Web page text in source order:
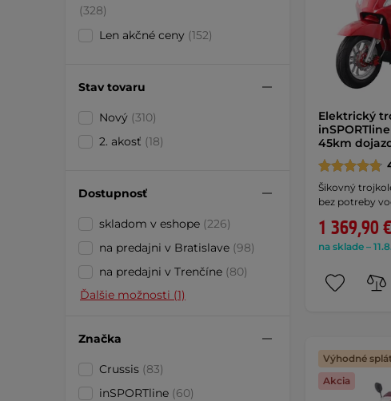
(328)
Len akčné ceny (152)
Stav tovaru
Nový (310)
2. akosť (18)
Dostupnosť
skladom v eshope (226)
na predajni v Bratislave (98)
na predajni v Trenčíne (80)
Ďalšie možnosti (1)
Značka
Crussis (83)
inSPORTline (60)
Elektrický
45km
Šikovný
bez potreby
1 369,90 €
na sklade –
Výhodné
Akcia